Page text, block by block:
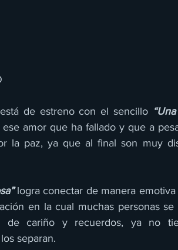
de estreno con el sencillo
ese amor que ha fallado y que a
la paz, ya que al final son muy
logra conectar de manera
en la cual muchas personas
de cariño y recuerdos, ya no
separan.